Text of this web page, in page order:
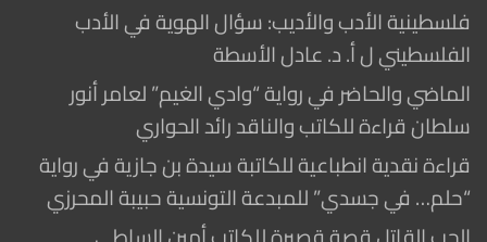
فلسطينية الأدب والأديب: سؤال الهوية في الأدب
الفلسطيني ل أ. د. عادل الأسطة
الماضي والحاضر في رواية “وادي الغيم” لعامر أنور
سلطان قراءة للكاتب والناقد رائد الحواري
قراءة نقدية انطباعية للكاتبة سيدة بن جازية في رواية
“حلم… في جسدي” للمبدعة التونسية حبيبة المحرزي